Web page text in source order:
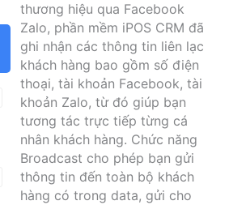
thương hiệu qua Facebook
Zalo, phần mềm iPOS CRM đã
ghi nhận các thông tin liên lạc
khách hàng bao gồm số điện
thoại, tài khoản Facebook, tài
khoản Zalo, từ đó giúp bạn
tương tác trực tiếp từng cá
nhân khách hàng. Chức năng
Broadcast cho phép bạn gửi
thông tin đến toàn bộ khách
hàng có trong data, gửi cho